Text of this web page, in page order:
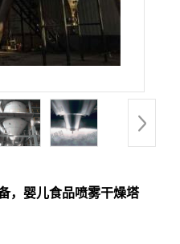
，婴儿食品喷雾干燥塔